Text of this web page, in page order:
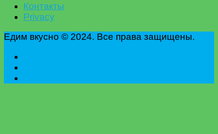
Контакты
Privacy
Едим вкусно © 2024. Все права защищены.